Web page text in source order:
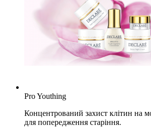
Pro Youthing
Концентрований захист клітин на
для попередження старіння.